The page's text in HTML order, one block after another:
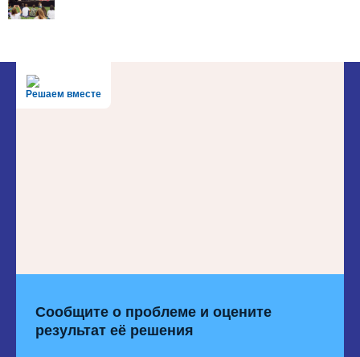
Решаем вместе
Сообщите о проблеме и оцените
результат её решения